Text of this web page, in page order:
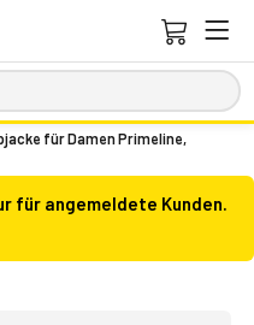
für Damen Primeline,
für angemeldete Kunden.